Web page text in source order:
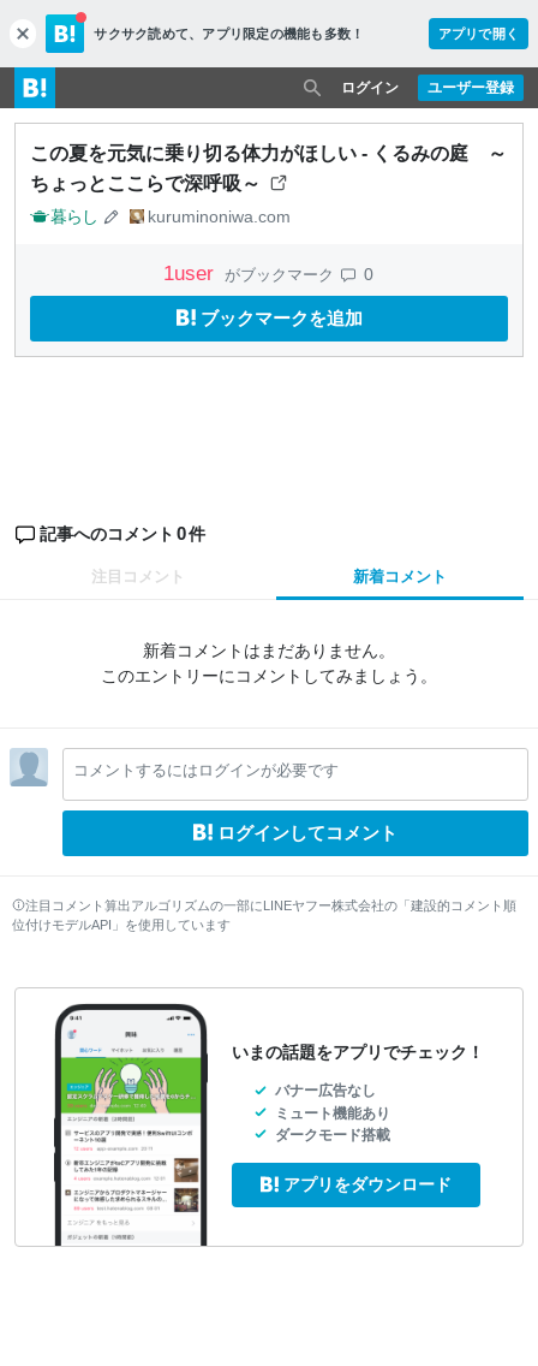
c
l
o
s
e
サクサク読めて、 アプリ限定の機能も多数！ アプリで開く
ユーザー登録
ログイン
この夏を元気に乗り切る体力がほしい - くるみの庭 ～
ちょっとここらで深呼吸～
暮らし kuruminoniwa.com
1user がブックマーク 0
ブックマークを追加
記事へのコメント 0件
注目コメント 新着コメント
新着コメントはまだありません。
このエントリーにコメントしてみましょう。
コメントするにはログインが必要です
ログインしてコメント
注目コメント算出アルゴリズムの一部にLINEヤフー株式会社の「建設的コメント順
位付けモデルAPI」を使用しています
いまの話題をアプリでチェック！
バナー広告なし
ミュート機能あり
ダークモード搭載
アプリをダウンロード